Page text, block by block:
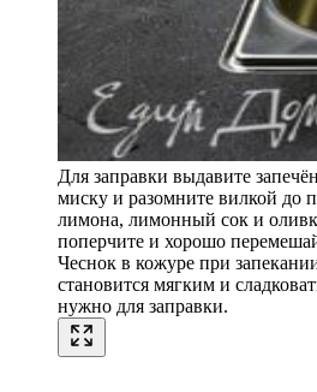
Для заправки выдавите
миску и разомните вилкой до
лимона, лимонный сок и
поперчите и хорошо
Чеснок в кожуре при
становится мягким и
нужно для заправки.